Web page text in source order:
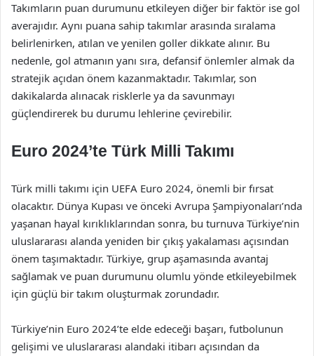
Takımların puan durumunu etkileyen diğer bir faktör ise gol
averajıdır. Aynı puana sahip takımlar arasında sıralama
belirlenirken, atılan ve yenilen goller dikkate alınır. Bu
nedenle, gol atmanın yanı sıra, defansif önlemler almak da
stratejik açıdan önem kazanmaktadır. Takımlar, son
dakikalarda alınacak risklerle ya da savunmayı
güçlendirerek bu durumu lehlerine çevirebilir.
Euro 2024’te Türk Milli Takımı
Türk milli takımı için UEFA Euro 2024, önemli bir fırsat
olacaktır. Dünya Kupası ve önceki Avrupa Şampiyonaları’nda
yaşanan hayal kırıklıklarından sonra, bu turnuva Türkiye’nin
uluslararası alanda yeniden bir çıkış yakalaması açısından
önem taşımaktadır. Türkiye, grup aşamasında avantaj
sağlamak ve puan durumunu olumlu yönde etkileyebilmek
için güçlü bir takım oluşturmak zorundadır.
Türkiye’nin Euro 2024’te elde edeceği başarı, futbolunun
gelişimi ve uluslararası alandaki itibarı açısından da